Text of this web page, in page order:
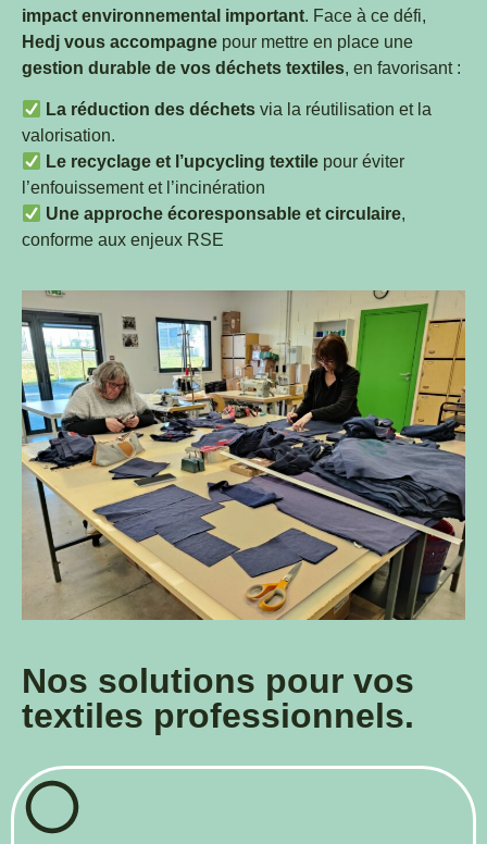
impact environnemental important. Face à ce défi,
Hedj vous accompagne pour mettre en place une
gestion durable de vos déchets textiles, en favorisant :
La réduction des déchets via la réutilisation et la
valorisation.
Le recyclage et l’upcycling textile pour éviter
l’enfouissement et l’incinération
Une approche écoresponsable et circulaire,
conforme aux enjeux RSE
Nos solutions pour vos
textiles professionnels.